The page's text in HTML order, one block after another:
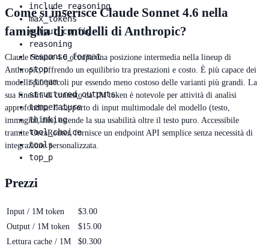
Come si inserisce Claude Sonnet 4.6 nella
famiglia di modelli di Anthropic?
Claude Sonnet 4.6 occupa una posizione intermedia nella lineup di
Anthropic, offrendo un equilibrio tra prestazioni e costo. È più capace dei
modelli più piccoli pur essendo meno costoso delle varianti più grandi. La
sua finestra di contesto da 1M token è notevole per attività di analisi
approfondita. Il supporto di input multimodale del modello (testo,
immagini, file) estende la sua usabilità oltre il testo puro. Accessibile
tramite OrcaRouter, fornisce un endpoint API semplice senza necessità di
integrazione personalizzata.
include_reasoning
max_tokens
output_config
reasoning
response_format
stop
stream
structured_outputs
temperature
thinking
tool_choice
tools
top_p
Prezzi
Input / 1M token
$3.00
Output / 1M token
$15.00
Lettura cache / 1M
$0.300